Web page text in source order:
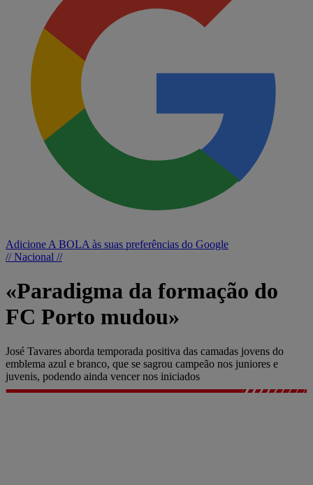
Adicione A BOLA às suas preferências do Google
// Nacional //
«Paradigma da formação do
FC Porto mudou»
José Tavares aborda temporada positiva das camadas jovens do
emblema azul e branco, que se sagrou campeão nos juniores e
juvenis, podendo ainda vencer nos iniciados